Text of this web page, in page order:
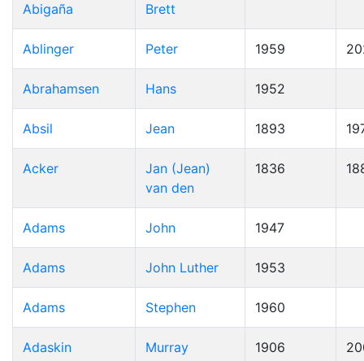
Abigaña Brett
Ablinger Peter 1959
Abrahamsen Hans 1952
Absil Jean 1893
Acker
Jan (Jean)
van den
1836
Adams John 1947
Adams John Luther 1953
Adams Stephen 1960
Adaskin Murray 1906